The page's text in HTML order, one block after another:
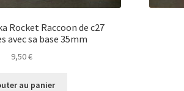
Rocket Raccoon de c27
avec sa base 35mm
9,50€
au panier